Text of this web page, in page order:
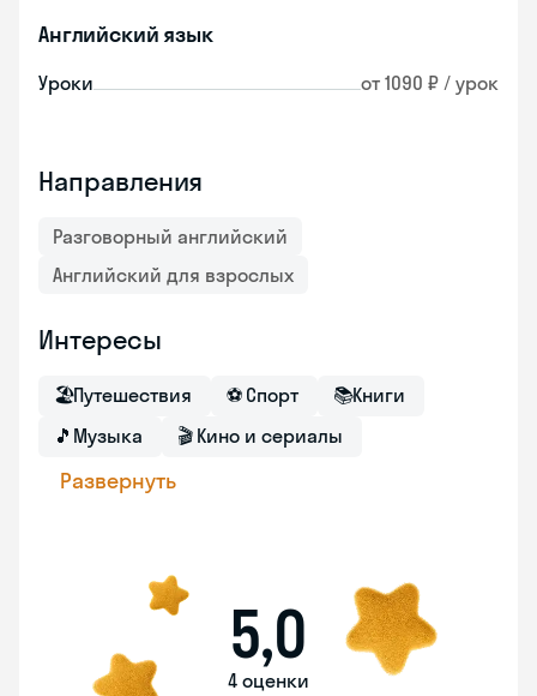
Английский язык
Уроки от 1090 ₽ / урок
Направления
Разговорный английский
Английский для взрослых
Интересы
🏖Путешествия ⚽ Спорт 📚Книги
🎵 Музыка 🎬 Кино и сериалы
Развернуть
5,0
4 оценки